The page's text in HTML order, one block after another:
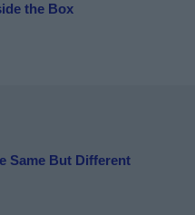
the Box
Same But Different